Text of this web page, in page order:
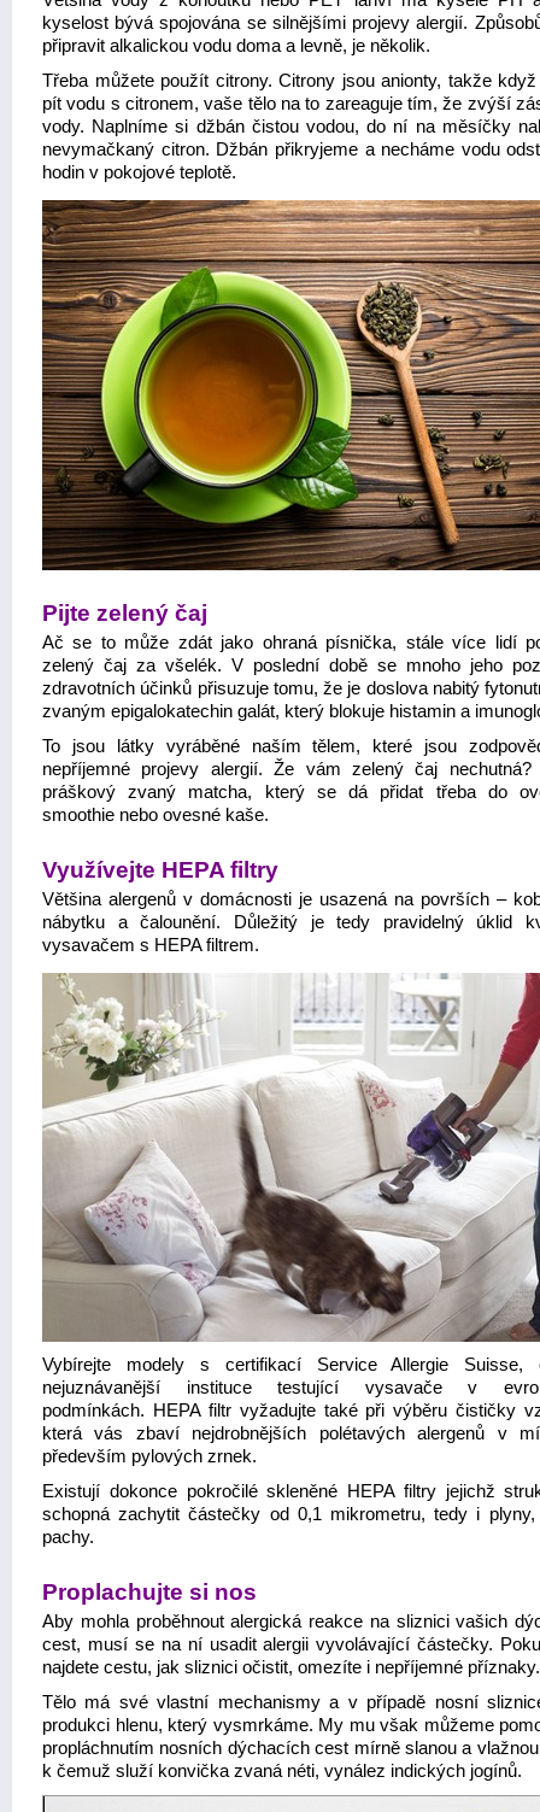
kyselost bývá spojována se silnějšími projevy alergií.
připravit alkalickou vodu doma a levně, je několik.
Třeba můžete použít citrony. Citrony jsou anionty, takže když
pít vodu s citronem, vaše tělo na to zareaguje tím, že zvýší
vody. Naplníme si džbán čistou vodou, do ní na měsíčky
nevymačkaný citron. Džbán přikryjeme a necháme vodu
hodin v pokojové teplotě.
Pijte zelený čaj
Ač se to může zdát jako ohraná písnička, stále více lidí
zelený čaj za všelék. V poslední době se mnoho jeho
zdravotních účinků přisuzuje tomu, že je doslova nabitý
zvaným epigalokatechin galát, který blokuje histamin a
To jsou látky vyráběné naším tělem, které jsou
nepříjemné projevy alergií. Že vám zelený čaj nechutná?
práškový zvaný matcha, který se dá přidat třeba do
smoothie nebo ovesné kaše.
Využívejte HEPA filtry
Většina alergenů v domácnosti je usazená na površích –
nábytku a čalounění. Důležitý je tedy pravidelný úklid
vysavačem s HEPA filtrem.
Vybírejte modely s certifikací Service Allergie Suisse,
nejuznávanější instituce testující vysavače v
podmínkách. HEPA filtr vyžadujte také při výběru čističky
která vás zbaví nejdrobnějších polétavých alergenů v
především pylových zrnek.
Existují dokonce pokročilé skleněné HEPA filtry jejichž
schopná zachytit částečky od 0,1 mikrometru, tedy i
pachy.
Proplachujte si nos
Aby mohla proběhnout alergická reakce na sliznici vašich
cest, musí se na ní usadit alergii vyvolávající částečky.
najdete cestu, jak sliznici očistit, omezíte i nepříjemné příznaky.
Tělo má své vlastní mechanismy a v případě nosní
produkci hlenu, který vysmrkáme. My mu však můžeme
propláchnutím nosních dýchacích cest mírně slanou a
k čemuž služí konvička zvaná néti, vynález indických jogínů.